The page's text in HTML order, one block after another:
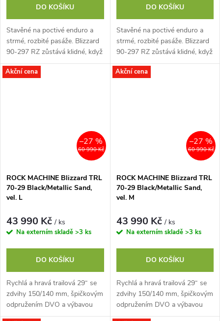
DO KOŠÍKU
Stavěné na poctivé enduro a
strmé, rozbité pasáže. Blizzard
90-297 RZ zůstává klidné, když
trail zdivočí, díky Enduro
Advanced Geometry a
DO KOŠÍKU
Stavěné na poctivé enduro a
strmé, rozbité pasáže. Blizzard
90-297 RZ zůstává klidné, když
trail zdivočí, díky Enduro
Advanced Geometry a
Akční cena
60 990 Kč
–27 %
ROCK MACHINE Blizzard TRL
70-29 Black/Metallic Sand,
vel. L
43 990 Kč/ ks
Na externím skladě >3 ks
DO KOŠÍKU
Rychlá a hravá trailová 29“ se
zdvihy 150/140 mm, špičkovým
odpružením DVO a výbavou
doladěnou pro celodenní
Akční cena
60 990 Kč
–27 %
ROCK MACHINE Blizzard TRL
70-29 Black/Metallic Sand,
vel. M
43 990 Kč/ ks
Na externím skladě >3 ks
DO KOŠÍKU
Rychlá a hravá trailová 29“ se
zdvihy 150/140 mm, špičkovým
odpružením DVO a výbavou
doladěnou pro celodenní